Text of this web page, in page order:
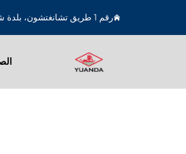
رقم 1 طريق تشانغتشون، بلدة شانغهو، سوزهو، جيانغسو، الصين